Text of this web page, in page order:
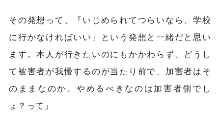
その発想って、『いじめられてつらいなら、学校
に行かなければいい』という発想と一緒だと思い
ます。本人が行きたいのにもかかわらず、どうし
て被害者が我慢するのが当たり前で、加害者はそ
のままなのか。やめるべきなのは加害者側でし
ょ？って」